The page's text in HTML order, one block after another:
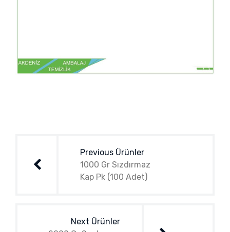
gezinmesiPrevious Ürünler
1000 Gr Sızdırmaz
Kap Pk (100 Adet)
Next Ürünler